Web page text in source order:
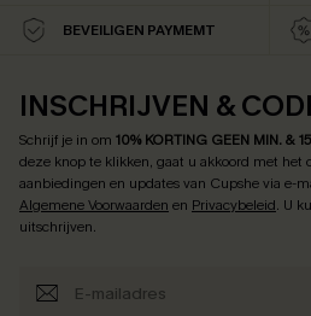
BEVEILIGEN PAYMEMT
INSCHRIJVEN &
Schrijf je in om 10% KORTING GEEN MIN. &
deze knop te klikken, gaat u akkoord met het
aanbiedingen en updates van Cupshe via e-
Algemene Voorwaarden en Privacybeleid. U
uitschrijven.